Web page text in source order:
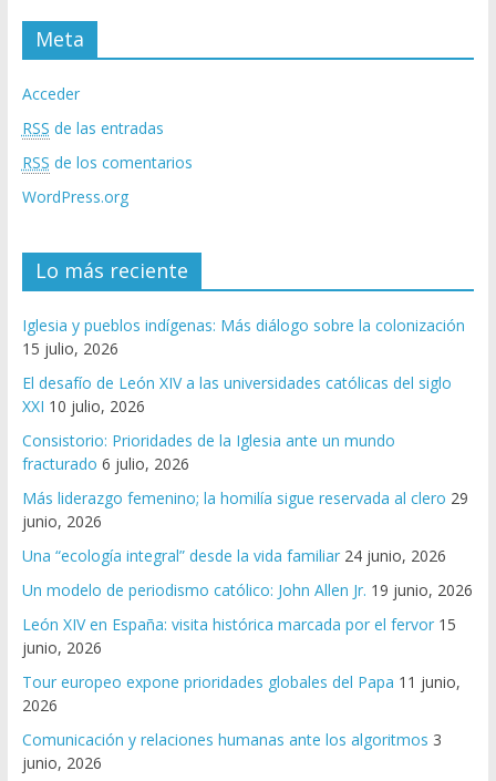
Meta
Acceder
RSS de las entradas
RSS de los comentarios
WordPress.org
Lo más reciente
Iglesia y pueblos indígenas: Más diálogo sobre la colonización
15 julio, 2026
El desafío de León XIV a las universidades católicas del siglo
XXI 10 julio, 2026
Consistorio: Prioridades de la Iglesia ante un mundo
fracturado 6 julio, 2026
Más liderazgo femenino; la homilía sigue reservada al clero 29
junio, 2026
Una “ecología integral” desde la vida familiar 24 junio, 2026
Un modelo de periodismo católico: John Allen Jr. 19 junio, 2026
León XIV en España: visita histórica marcada por el fervor 15
junio, 2026
Tour europeo expone prioridades globales del Papa 11 junio,
2026
Comunicación y relaciones humanas ante los algoritmos 3
junio, 2026